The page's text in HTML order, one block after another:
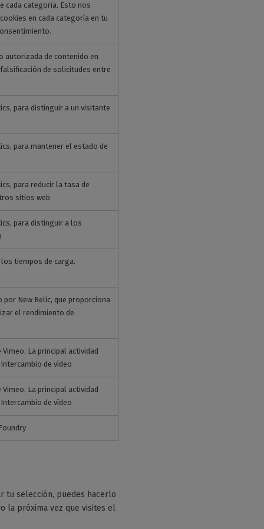
cada categoría. Esto nos
en cada categoría en tu
autorizada de contenido en
de solicitudes entre
para distinguir a un visitante
para mantener el estado de
para reducir la tasa de
sitios web
para distinguir a los
tiempos de carga.
New Relic, que proporciona
el rendimiento de
La principal actividad
de vídeo
La principal actividad
de vídeo
tu selección, puedes hacerlo
la próxima vez que visites el